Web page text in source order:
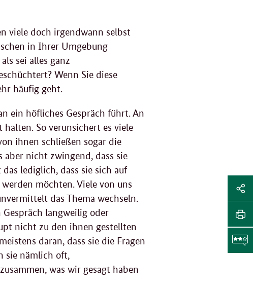
viele doch irgendwann selbst
in Ihrer Umgebung
sei alles ganz
Wenn Sie diese
häufig geht.
ein höfliches Gespräch führt. An
So verunsichert es viele
ihnen schließen sogar die
aber nicht zwingend, dass sie
lediglich, dass sie sich auf
möchten. Viele von uns
das Thema wechseln.
langweilig oder
nicht zu den ihnen gestellten
daran, dass sie die Fragen
sie nämlich oft,
was wir gesagt haben